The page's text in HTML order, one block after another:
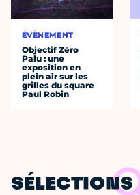
ÉVÈNEMENT
Objectif Zéro
Palu : une
exposition en
plein air sur les
grilles du square
Paul Robin
SÉLECTIONS